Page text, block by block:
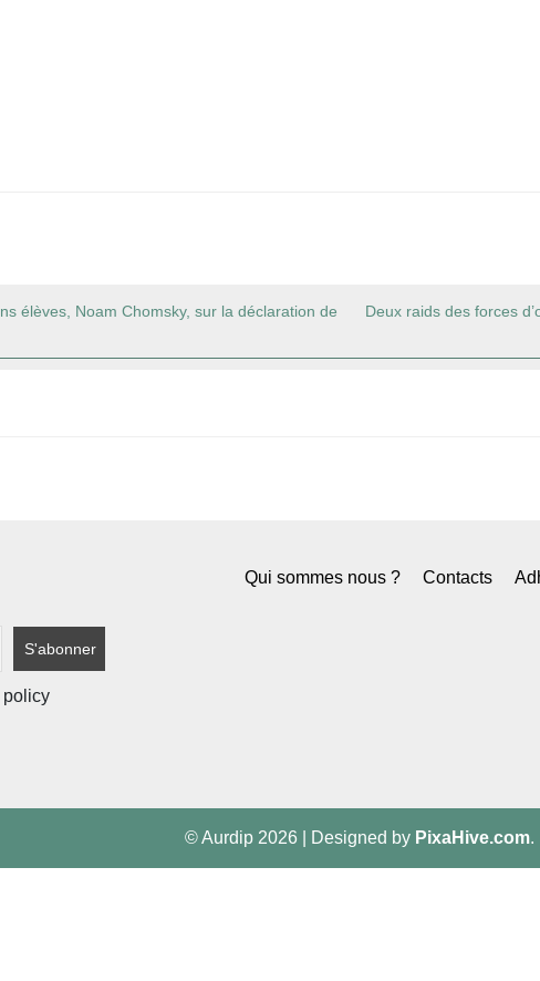
élèves, Noam Chomsky, sur la déclaration de
Deux raids des forces
Qui sommes nous ? Contacts
© Aurdip 2026 Designed by PixaHive.com.